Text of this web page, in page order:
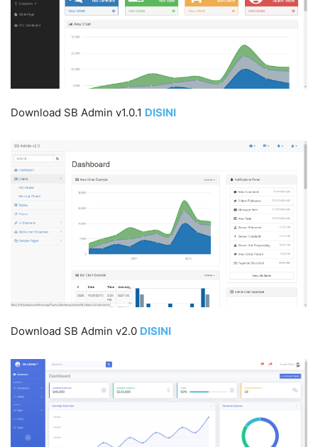
Download SB Admin v1.0.1 DISINI
Download SB Admin v2.0 DISINI